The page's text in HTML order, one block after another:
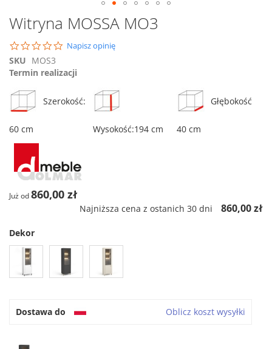
Przejdź
na
początek
galerii
Witryna MOSSA MO3
0.0
Napisz opinię
SKU MOS3
Termin realizacji
Szerokość:
60 cm Wysokość:194 cm
Głębokość
40 cm
Już od860,00 zł
Najniższa cena z ostanich 30 dni 860,00 zł
Dekor
Dostawa do Oblicz koszt wysyłki